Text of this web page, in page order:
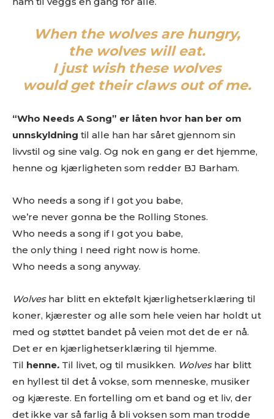
When the wolves are hungry,
the wolves will eat.
I just wish these wolves
would get their claws out of me.
“Who Needs A Song” er låten hvor han ber om
unnskyldning til alle han har såret gjennom sin
livvstil og sine valg. Og nok en gang er det hjemme,
henne og kjærligheten som redder BJ Barham.
Who needs a song if I got you babe,
we’re never gonna be the Rolling Stones.
Who needs a song if I got you babe,
the only thing I need right now is home.
Who needs a song anyway.
Wolveshar blitt en ektefølt kjærlighetserklæring til
koner, kjærester og alle som hele veien har holdt ut
med og støttet bandet på veien mot det de er nå.
Det er en kjærlighetserklæring til hjemme.
Til henne. Til livet, og til musikken. Wolveshar blitt
en hyllest til det å vokse, som menneske, musiker
og kjæreste. En fortelling om et band og et liv, der
det ikke var så farlig å bli voksen som man trodde